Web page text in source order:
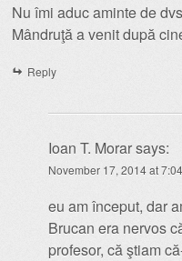
Nu îmi aduc aminte de
Mândruţă a venit după
Reply
Ioan T. Morarsays:
November 17, 2014 at
eu am început, dar
Brucan era nervos
profesor, că ştiam